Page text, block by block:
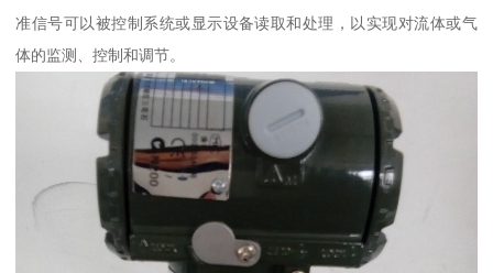
准信号可以被控制系统或显示设备读取和处理，以实现对流体或气
体的监测、控制和调节。